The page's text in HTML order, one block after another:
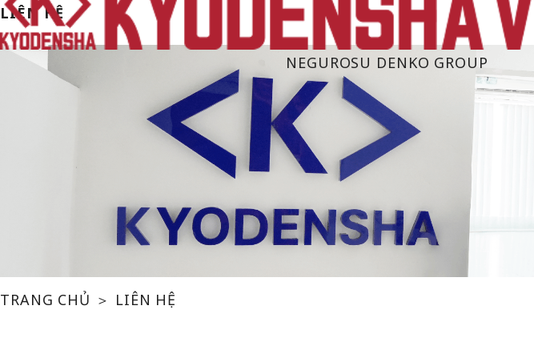
NEGUROSU DENKO GROUP
LIÊN HỆ
TRANG CHỦ ＞ LIÊN HỆ